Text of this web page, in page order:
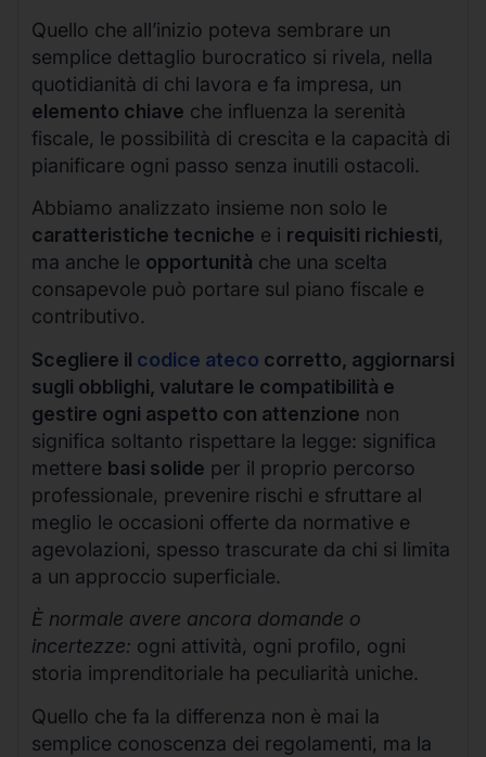
Quello che all’inizio poteva sembrare un
semplice dettaglio burocratico si rivela, nella
quotidianità di chi lavora e fa impresa, un
elemento chiave che influenza la serenità
fiscale, le possibilità di crescita e la capacità di
pianificare ogni passo senza inutili ostacoli.
Abbiamo analizzato insieme non solo le
caratteristiche tecniche e i requisiti richiesti,
ma anche le opportunità che una scelta
consapevole può portare sul piano fiscale e
contributivo.
Scegliere il codice ateco corretto, aggiornarsi
sugli obblighi, valutare le compatibilità e
gestire ogni aspetto con attenzione non
significa soltanto rispettare la legge: significa
mettere basi solide per il proprio percorso
professionale, prevenire rischi e sfruttare al
meglio le occasioni offerte da normative e
agevolazioni, spesso trascurate da chi si limita
a un approccio superficiale.
È normale avere ancora domande o
incertezze: ogni attività, ogni profilo, ogni
storia imprenditoriale ha peculiarità uniche.
Quello che fa la differenza non è mai la
semplice conoscenza dei regolamenti, ma la